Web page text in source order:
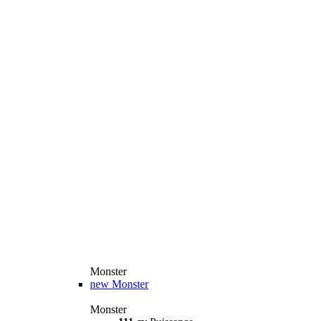
Monster
new Monster
Monster